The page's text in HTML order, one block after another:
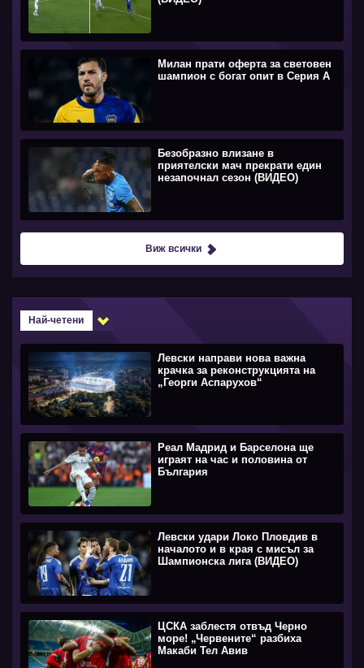
Милан прати оферта за световен
шампион с богат опит в Серия А
Безобразно влизане в
приятелски мач прекрати един
незапочнал сезон (ВИДЕО)
Виж всички
Най-четени
Левски направи нова важна
крачка за реконструкцията на
„Георги Аспарухов“
Реал Мадрид и Барселона ще
играят на час и половина от
България
Левски удари Локо Пловдив в
началото и в края с мисъл за
Шампионска лига (ВИДЕО)
ЦСКА заблестя отвъд Черно
море! „Червените“ разбиха
Макаби Тел Авив